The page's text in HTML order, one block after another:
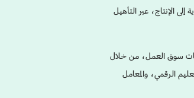
من الرعوية إلى الإنتاج، عبر التأهيل
سوق العمل، من خلال
الرقمي، والمعامل